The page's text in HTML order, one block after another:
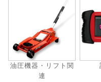
油圧機器・リフト関
連